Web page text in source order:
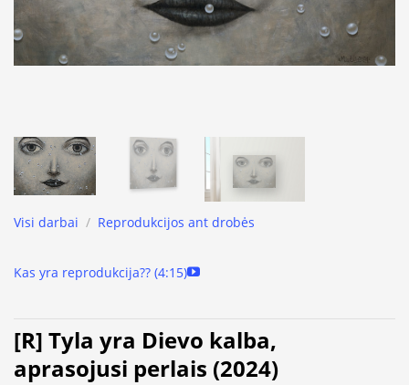
Visi darbai / Reprodukcijos ant drobės
Kas yra reprodukcija?? (4:15)
[R] Tyla yra Dievo kalba,
aprasojusi perlais (2024)